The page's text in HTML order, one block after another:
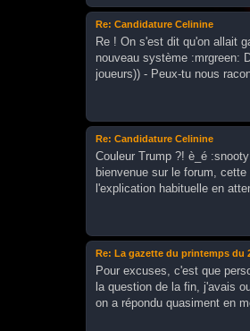
Re: Candidature Celinine
Re ! On s'est dit qu'on allait
nouveau système :mrgreen:
joueurs)) - Peux-tu nous
Re: Candidature Celinine
Couleur Trump ?! è_é
bienvenue sur le forum,
l'explication habituelle en
Re: La gazette du printemps du
Pour excuses, c'est que
la question de la fin, j'avais
on a répondu quasiment en